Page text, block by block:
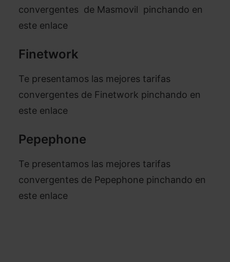
convergentes de Masmovil pinchando en
este enlace
Finetwork
Te presentamos las mejores tarifas
convergentes de Finetwork pinchando en
este enlace
Pepephone
Te presentamos las mejores tarifas
convergentes de Pepephone pinchando en
este enlace